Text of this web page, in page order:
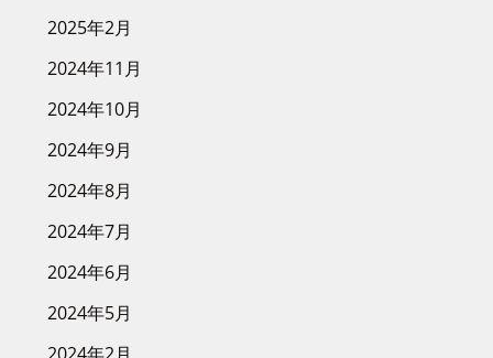
2025年2月
2024年11月
2024年10月
2024年9月
2024年8月
2024年7月
2024年6月
2024年5月